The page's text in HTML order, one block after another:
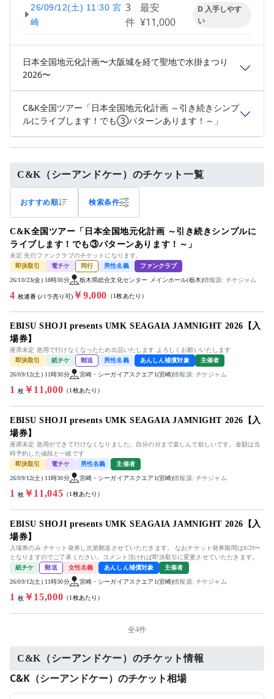
26/09/12(土) 11:30 宮
崎
3
件
最安
¥11,000
D 入手しやす
い
日本全国地元化計画〜大阪城を経て聖地で水掛まつり
2026〜
C&K全国ツアー「日本全国地元化計画 ～引き続きシンプ
ルにライブします！でも③パターンあります！～」
C&K（シーアンドケー）のチケット一覧
おすすめ順 検索条件
C&K全国ツアー「日本全国地元化計画 ～引き続きシンプルに
ライブします！でも③パターンあります！～」
未定 先行ファンクラブのチケットになります。
即決取引
電チケ 同行 男性名義 ファンクラブ
26/10/23(金) 18時30分 栃木県総合文化センター メインホール(栃木)情報源: チケジャム
4 枚連番 (バラ売り可) ￥9,000 （1枚あたり）
EBISU SHOJI presents UMK SEAGAIA JAMNIGHT 2026【入
場券】
座席未定 急用で行けなくなったため出品いたします よろしくお願いいたします
即決取引
紙チケ 郵送 男性名義 あんしん補償対象 主催者
26/09/12(土) 11時30分 宮崎・シーガイアスクエア1(宮崎)情報源: チケジャム
1 枚￥11,000 （1枚あたり）
EBISU SHOJI presents UMK SEAGAIA JAMNIGHT 2026【入
場券】
座席未定 急用ができて行けなくなりました。自分の分まで楽しんで欲しいです。金額は当
時予約した値段と一緒です
即決取引
電チケ 男性名義 主催者
26/09/12(土) 11時30分 宮崎・シーガイアスクエア1(宮崎)情報源: チケジャム
1 枚￥11,045 （1枚あたり）
EBISU SHOJI presents UMK SEAGAIA JAMNIGHT 2026【入
場券】
入場券のみ チケット発券し次第郵送させていただきます。 なおチケット発券期間は8/29〜
となりますのでご了承ください。コメント頂ければ即決取引に変更させていただきます。
紙チケ
郵送 女性名義 あんしん補償対象 主催者
26/09/12(土) 11時30分 宮崎・シーガイアスクエア1(宮崎)情報源: チケジャム
1 枚￥15,000 （1枚あたり）
全4件
C&K（シーアンドケー）のチケット情報
C&K（シーアンドケー）のチケット相場